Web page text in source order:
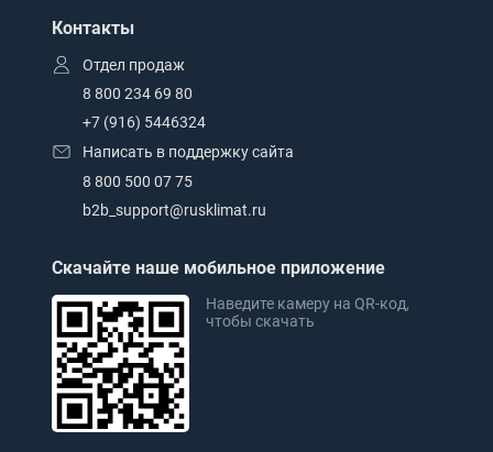
Контакты
Отдел продаж
8 800 234 69 80
+7 (916) 5446324
Написать в поддержку сайта
8 800 500 07 75
b2b_support@rusklimat.ru
Скачайте наше мобильное приложение
Наведите камеру на QR-код,
чтобы скачать